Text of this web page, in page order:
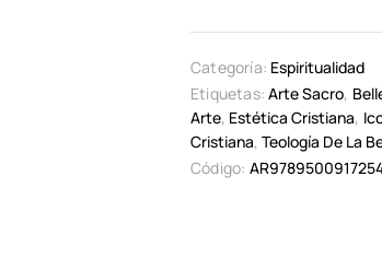
Categoría: Espiritualidad
Etiquetas: Arte Sacro,
Arte, Estética Cristiana,
Cristiana,Teología De La
Código: